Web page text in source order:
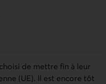
de mettre fin à leur
(UE). Il est encore tôt